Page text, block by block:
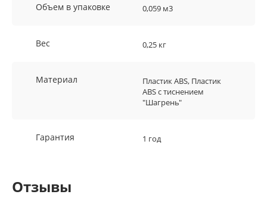
Объем в упаковке 0,059 м3
Вес 0,25 кг
Материал
Пластик ABS, Пластик
ABS с тиснением
"Шагрень"
Гарантия 1 год
Отзывы